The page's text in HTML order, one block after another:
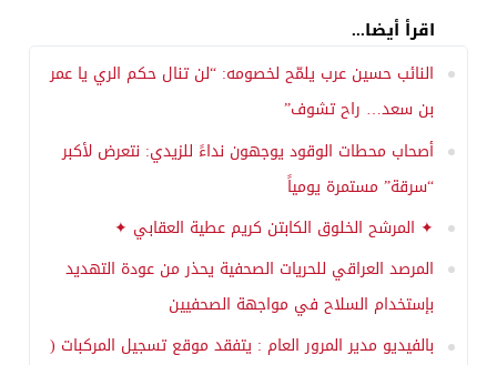
اقرأ أيضا...
النائب حسين عرب يلمّح لخصومه: “لن تنال حكم الري يا عمر
بن سعد… راح تشوف”
أصحاب محطات الوقود يوجهون نداءً للزيدي: نتعرض لأكبر
“سرقة” مستمرة يومياً
✦ المرشح الخلوق الكابتن كريم عطية العقابي ✦
المرصد العراقي للحريات الصحفية يحذر من عودة التهديد
بإستخدام السلاح في مواجهة الصحفيين
بالفيديو مدير المرور العام : يتفقد موقع تسجيل المركبات (